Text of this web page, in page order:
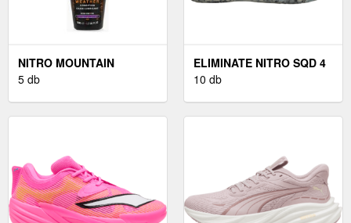
NITRO MOUNTAIN
5 db
ELIMINATE NITRO SQD 4
10 db